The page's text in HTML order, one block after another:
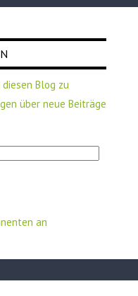
Blog zu
über neue Beiträge
an